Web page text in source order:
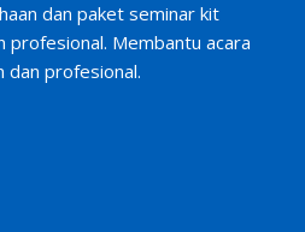
dan paket seminar kit
profesional. Membantu acara
dan profesional.